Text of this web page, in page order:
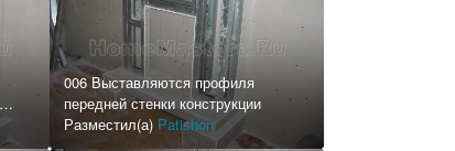
006 Выставляются профиля
передней стенки конструкции
Разместил(а) Patishon